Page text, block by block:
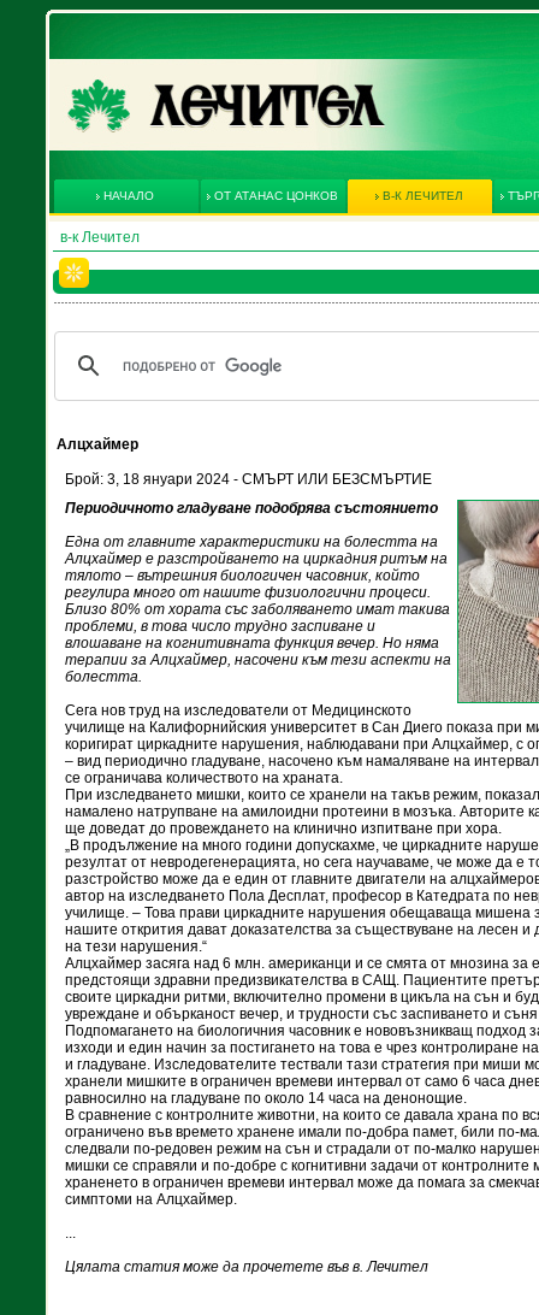
НАЧАЛО ОТ АТАНАС ЦОНКОВ В-К ЛЕЧИТЕЛ
в-к Лечител
Алцхаймер
Брой: 3, 18 януари 2024 - СМЪРТ ИЛИ БЕЗСМЪРТИЕ
Периодичното гладуване подобрява състоянието
Една от главните характеристики на болестта на
Алцхаймер е разстройването на циркадния ритъм на
тялото – вътрешния биологичен часовник, който
регулира много от нашите физиологични процеси.
Близо 80% от хората със заболяването имат такива
проблеми, в това число трудно заспиване и
влошаване на когнитивната функция вечер. Но няма
терапии за Алцхаймер, насочени към тези аспекти на
болестта.
Сега нов труд на изследователи от Медицинското
училище на Калифорнийския университет в Сан Диего показа при
коригират циркадните нарушения, наблюдавани при Алцхаймер, с
– вид периодично гладуване, насочено към намаляване на
се ограничава количеството на храната.
При изследването мишки, които се хранели на такъв режим,
намалено натрупване на амилоидни протеини в мозъка. Авторите
ще доведат до провеждането на клинично изпитване при хора.
„В продължение на много години допускахме, че циркадните
резултат от невродегенерацията, но сега научаваме, че може да е
разстройство може да е един от главните двигатели на
автор на изследването Пола Десплат, професор в Катедрата по
училище. – Това прави циркадните нарушения обещаваща мишена
нашите открития дават доказателства за съществуване на лесен и
на тези нарушения.“
Алцхаймер засяга над 6 млн. американци и се смята от мнозина за
предстоящи здравни предизвикателства в САЩ. Пациентите
своите циркадни ритми, включително промени в цикъла на сън и
увреждане и обърканост вечер, и трудности със заспиването и
Подпомагането на биологичния часовник е нововъзникващ подход
изходи и един начин за постигането на това е чрез контролиране
и гладуване. Изследователите тествали тази стратегия при миши
хранели мишките в ограничен времеви интервал от само 6 часа
равносилно на гладуване по около 14 часа на денонощие.
В сравнение с контролните животни, на които се давала храна по
ограничено във времето хранене имали по-добра памет, били по-
следвали по-редовен режим на сън и страдали от по-малко
мишки се справяли и по-добре с когнитивни задачи от
храненето в ограничен времеви интервал може да помага за
симптоми на Алцхаймер.
...
Цялата статия може да прочетете във в. Лечител